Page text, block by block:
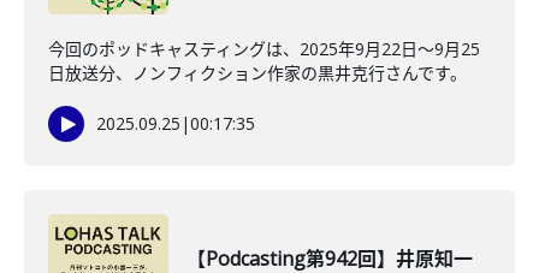
今回のポッドキャスティングは、2025年9月22日〜9月25
日放送分、ノンフィクション作家の黒井克行さんです。
2025.09.25 |00:17:35
【Podcasting第942回】井原知一